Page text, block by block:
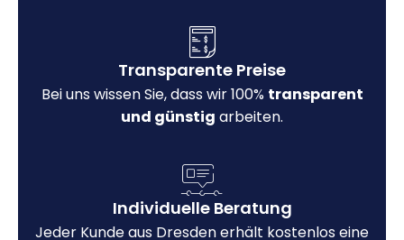
Transparente Preise
Bei uns wissen Sie, dass wir 100% transparent
und günstig arbeiten.
Individuelle Beratung
Jeder Kunde aus Dresden erhält kostenlos eine